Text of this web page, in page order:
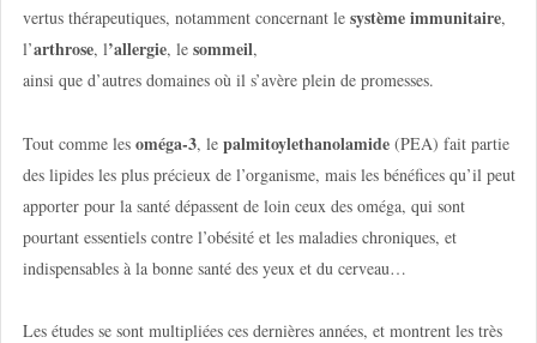
vertus thérapeutiques, notamment concernant lesystème immunitaire,
l’arthrose, l’allergie, lesommeil,
ainsi que d’autres domaines où il s’avère plein de promesses.
Tout comme les oméga-3, le palmitoylethanolamide(PEA) fait partie
des lipides les plus précieux de l’organisme, mais les bénéfices qu’il peut
apporter pour la santé dépassent de loin ceux des oméga, qui sont
pourtant essentiels contre l’obésité et les maladies chroniques, et
indispensables à la bonne santé des yeux et du cerveau…
Les études se sont multipliées ces dernières années, et montrent les très